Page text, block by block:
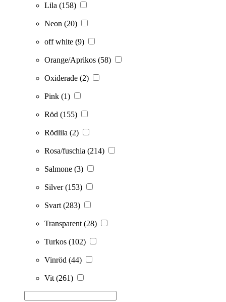
Lila (158)
Neon (20)
off white (9)
Orange/Aprikos (58)
Oxiderade (2)
Pink (1)
Röd (155)
Rödlila (2)
Rosa/fuschia (214)
Salmone (3)
Silver(153)
Svart (283)
Transparent (28)
Turkos (102)
Vinröd (44)
Vit (261)